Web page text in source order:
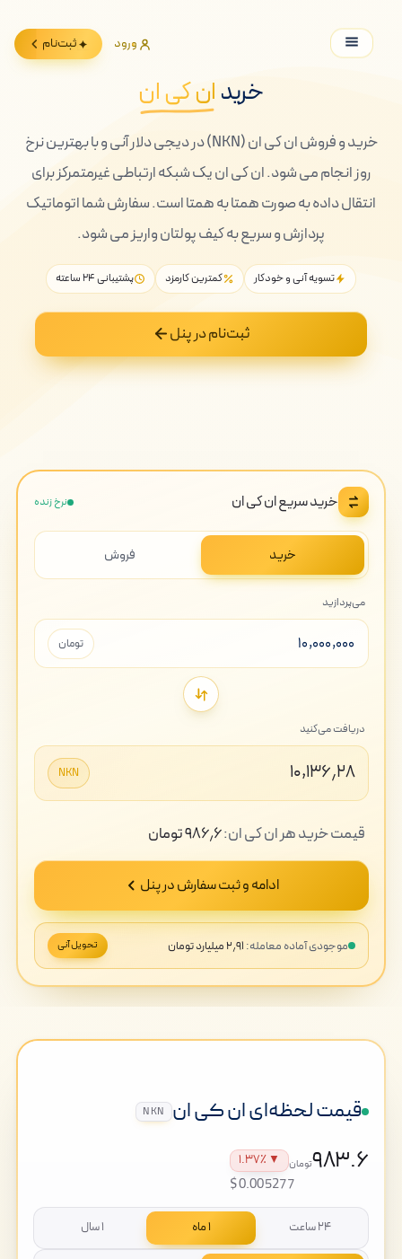
ورود ثبت‌نام
خریدان کی ان
خرید و فروش ان کی ان (NKN) در دیجی دلار آنی و با بهترین نرخ
روز انجام می شود. ان کی ان یک شبکه ارتباطی غیرمتمرکز برای
انتقال داده به صورت همتا به همتا است. سفارش شما اتوماتیک
پردازش و سریع به کیف پولتان واریز می شود.
تسویه آنی و خودکار کمترین کارمزد پشتیبانی ۲۴ ساعته
ثبت‌نام در پنل
خرید سریع ان کی ان نرخ زنده
خرید فروش
می‌پردازید
تومان
دریافت می‌کنید
۱۰,۱۳۶٫۲۸ NKN
قیمتخریدهر ان کی ان:۹۸۶٫۶تومان
ادامه و ثبت سفارش در پنل
موجودی آماده معامله: ۲٫۹۱ میلیارد تومان تحویل آنی
قیمت لحظه‌ای ان کی ان NKN
۹۸۳.۶تومان ▼ ۱.۳۷٪
$0.005277
۲۴ ساعت ۱ ماه ۱ سال